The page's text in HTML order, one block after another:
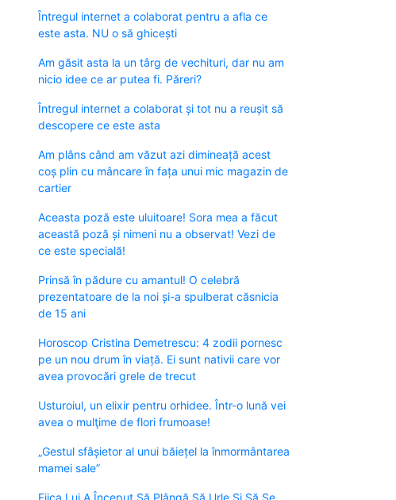
Întregul internet a colaborat pentru a afla ce
este asta. NU o să ghicești
Am găsit asta la un târg de vechituri, dar nu am
nicio idee ce ar putea fi. Păreri?
Întregul internet a colaborat și tot nu a reușit să
descopere ce este asta
Am plâns când am văzut azi dimineață acest
coș plin cu mâncare în fața unui mic magazin de
cartier
Aceasta poză este uluitoare! Sora mea a făcut
această poză și nimeni nu a observat! Vezi de
ce este specială!
Prinsă în pădure cu amantul! O celebră
prezentatoare de la noi și-a spulberat căsnicia
de 15 ani
Horoscop Cristina Demetrescu: 4 zodii pornesc
pe un nou drum în viață. Ei sunt nativii care vor
avea provocări grele de trecut
Usturoiul, un elixir pentru orhidee. Într-o lună vei
avea o mulţime de flori frumoase!
„Gestul sfâșietor al unui băiețel la înmormântarea
mamei sale”
Fiica Lui A Început Să Plângă Să Urle Și Să Se